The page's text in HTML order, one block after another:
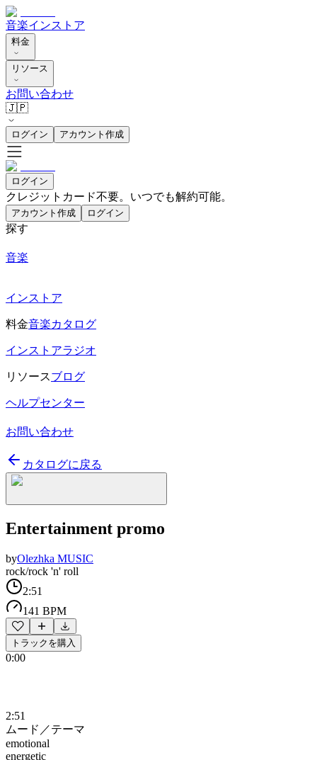
音楽インストア
料金
リソース
お問い合わせ
🇯🇵
ログイン アカウント作成
ログイン
クレジットカード不要。いつでも解約可能。
アカウント作成 ログイン
探す
音楽
インストア
料金音楽カタログ
インストアラジオ
リソースブログ
ヘルプセンター
お問い合わせ
カタログに戻る
Entertainment promo
byOlezhka MUSIC
rock/rock 'n' roll
2:51
141 BPM
トラックを購入
0:00
2:51
ムード／テーマ
emotional
energetic